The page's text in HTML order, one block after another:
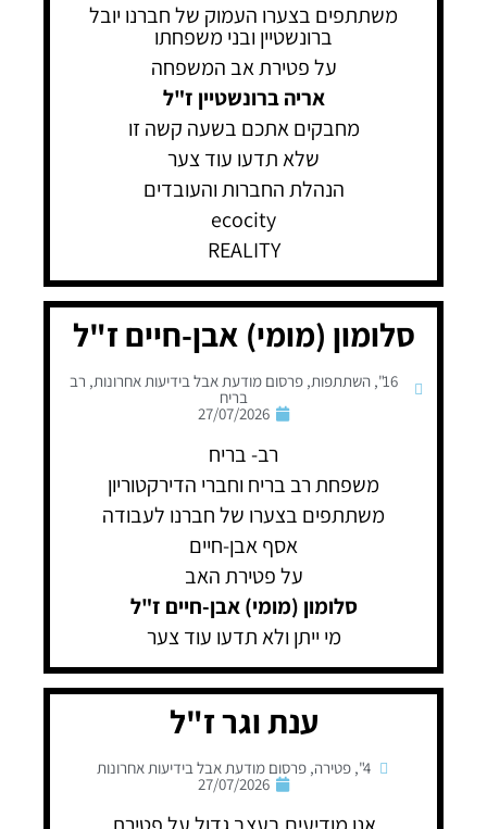
משתתפים בצערו העמוק של חברנו יובל
ברונשטיין ובני משפחתו
על פטירת אב המשפחה
אריה ברונשטיין ז"ל
מחבקים אתכם בשעה קשה זו
שלא תדעו עוד צער
הנהלת החברות והעובדים
ecocity
REALITY
סלומון (מומי) אבן-חיים ז"ל
16"
,השתתפות,פרסום מודעת אבל בידיעות אחרונות, רב
בריח
27/07/2026
רב- בריח
משפחת רב בריח וחברי הדירקטוריון
משתתפים בצערו של חברנו לעבודה
אסף אבן-חיים
על פטירת האב
סלומון (מומי) אבן-חיים ז"ל
מי ייתן ולא תדעו עוד צער
ענת וגר ז"ל
4"
,פטירה,פרסום מודעת אבל בידיעות אחרונות
27/07/2026